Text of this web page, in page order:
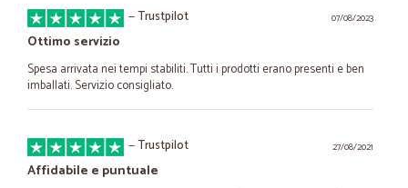
07/08/2023
—Trustpilot
Ottimo servizio
Spesa arrivata nei tempi stabiliti. Tutti i prodotti erano presenti e ben
imballati. Servizio consigliato.
27/08/2021
—Trustpilot
Affidabile e puntuale